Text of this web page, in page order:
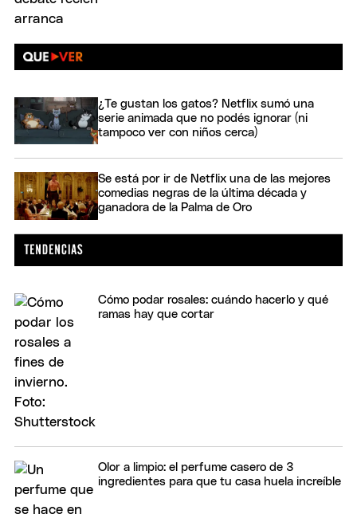
¿Te gustan los gatos? Netflix sumó una
serie animada que no podés ignorar (ni
tampoco ver con niños cerca)
Se está por ir de Netflix una de las mejores
comedias negras de la última década y
ganadora de la Palma de Oro
Cómo podar rosales: cuándo hacerlo y qué
ramas hay que cortar
Olor a limpio: el perfume casero de 3
ingredientes para que tu casa huela increíble